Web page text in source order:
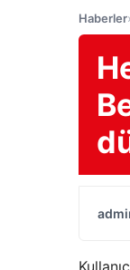
Haberler›